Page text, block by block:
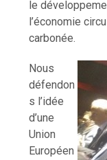
le
l’économie
carbonée.
Nous
défendon
s l’idée
d’une
Union
Européen